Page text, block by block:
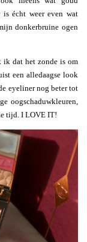
is écht weer even wat
donkerbruine ogen
dat het zonde is om
een alledaagse look
eyeliner nog beter tot
oogschaduwkleuren,
tijd. I LOVE IT!